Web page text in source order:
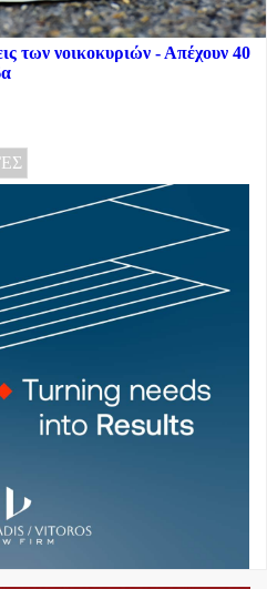
των νοικοκυριών - Απέχουν 40